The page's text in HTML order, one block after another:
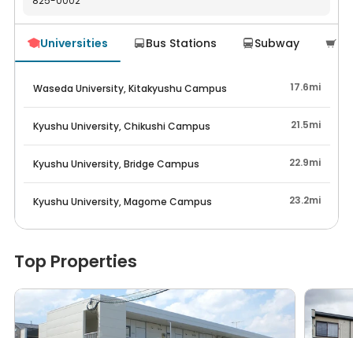
申入れの１か月後迄の期間の利用料金相当額を違約金として、あ
わせて賃貸人に支払うものとします。
賃借人からの解約申し入れにより、入居日から8ヶ月未満にて当
該契約が終了した場合、契約時のその他値引きのうち、遡って無
あります。その他値引き等がない場合、この件は対象となりませ
当該契約期間中において賃借人が契約期間開始日より起算し、 1
年以内に当該契約 を解約し、または解除された場合、上記違約金
当する額を違約金として請求します。
Universities Bus Stations Subway 
Waseda University, Kitakyushu Campus 17.6mi
Kyushu University, Chikushi Campus 21.5mi
Kyushu University, Bridge Campus 22.9mi
Kyushu University, Magome Campus 23.2mi
Top Properties